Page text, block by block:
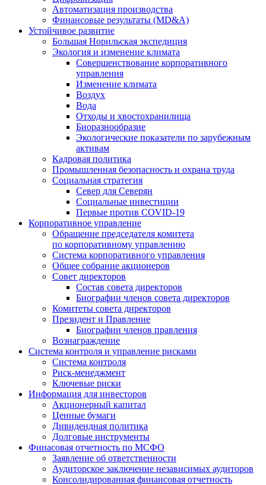
Автоматизация производства
Финансовые результаты (MD&A)
Устойчивое развитие
Большая Норильская экспедиция
Экология и изменение климата
Совершенствование корпоративного
управления
Изменение климата
Воздух
Вода
Отходы и хвостохранилища
Биоразнообразие
Экологические показатели по зарубежным
активам
Кадровая политика
Промышленная безопасность и охрана труда
Социальная стратегия
Север для Северян
Социальные инвестиции
Первые против COVID‑19
Корпоративное управление
Обращение председателя комитета
по корпоративному управлению
Система корпоративного управления
Общее собрание акционеров
Совет директоров
Состав совета директоров
Биографии членов совета директоров
Комитеты совета директоров
Президент и Правление
Биографии членов правления
Вознаграждение
Система контроля и управление рисками
Система контроля
Риск-менеджмент
Ключевые риски
Информация для инвесторов
Акционерный капитал
Ценные бумаги
Дивидендная политика
Долговые инструменты
Финасовая отчетность по МСФО
Заявление об ответственности
Аудиторское заключение независимых аудиторов
Консолидированная финансовая отчетность